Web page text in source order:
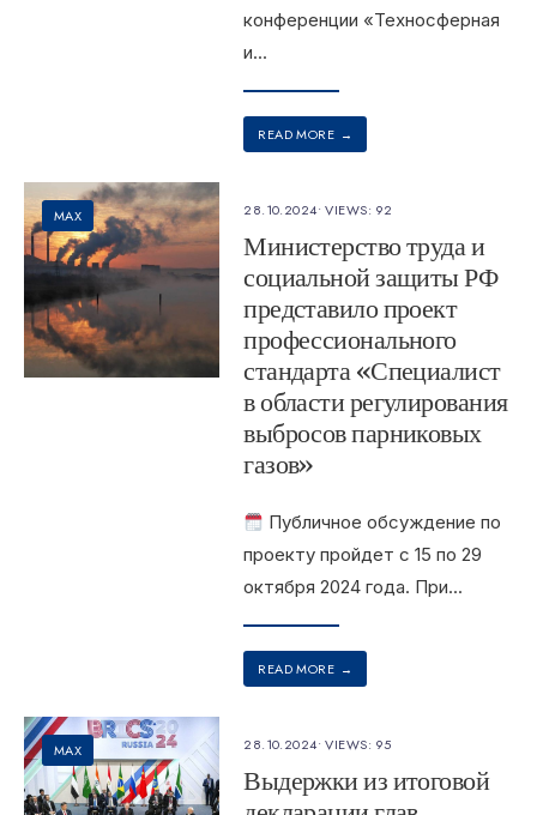
конференции «Техносферная
и...
READ MORE →
MAX 28.10.2024•VIEWS: 92
Министерство труда и
социальной защиты РФ
представило проект
профессионального
стандарта «Специалист
в области регулирования
выбросов парниковых
газов»
Публичное обсуждение по
проекту пройдет с 15 по 29
октября 2024 года. При...
READ MORE →
MAX 28.10.2024•VIEWS: 95
Выдержки из итоговой